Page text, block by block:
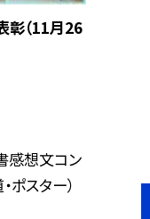
彰（11月26
感想文コン
ポスター）